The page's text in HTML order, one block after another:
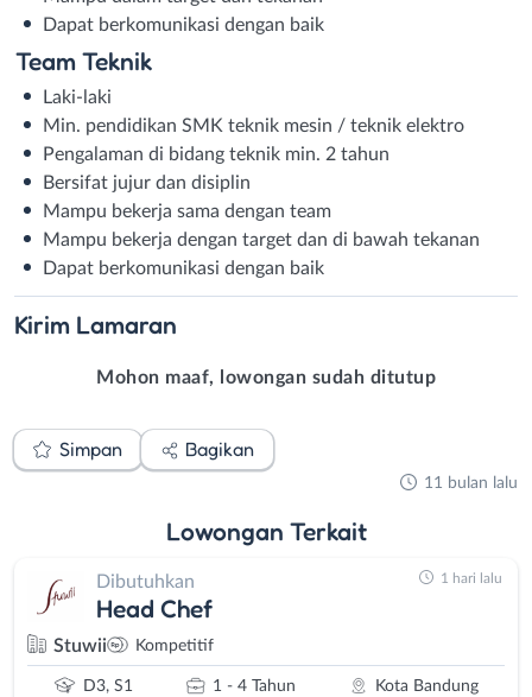
Dapat berkomunikasi dengan baik
Team Teknik
Laki-laki
Min. pendidikan SMK teknik mesin / teknik elektro
Pengalaman di bidang teknik min. 2 tahun
Bersifat jujur dan disiplin
Mampu bekerja sama dengan team
Mampu bekerja dengan target dan di bawah tekanan
Dapat berkomunikasi dengan baik
Kirim Lamaran
Mohon maaf, lowongan sudah ditutup
Simpan Bagikan
11 bulan lalu
Lowongan Terkait
Dibutuhkan
Head Chef
Stuwii Kompetitif
D3, S1 1 - 4 Tahun Kota Bandung
1 hari lalu